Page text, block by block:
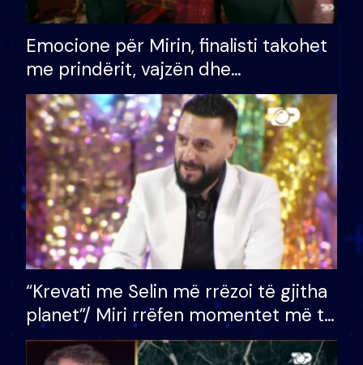
Emocione për Mirin, finalisti takohet
me prindërit, vajzën dhe
bashkëshorten: S’kemi ndonjë letër
divorci apo jo?
“Krevati me Selin më rrëzoi të gjitha
planet”/ Miri rrëfen momentet më të
bukura në shtëpinë e BB VIP: Do më